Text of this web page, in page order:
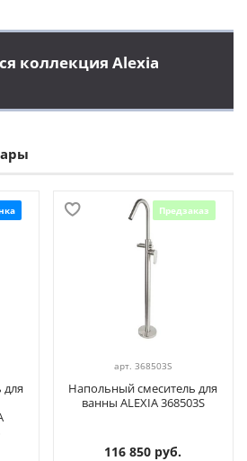
коллекция Alexia
Предзаказ
арт.368503S
Напольный смеситель для
ванны ALEXIA 368503S
116 850 руб.